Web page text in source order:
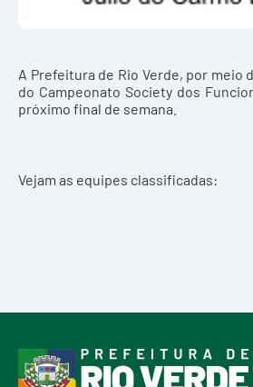
A Prefeitura de Rio Verde, por
do Campeonato Society dos
próximo final de semana.
Vejam as equipes classificadas: